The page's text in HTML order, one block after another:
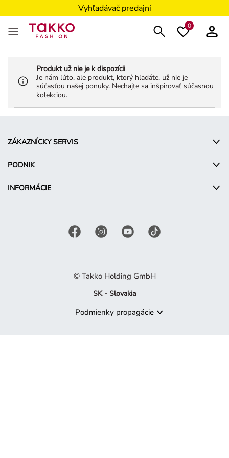
Vyhľadávač predajní
0
Produkt už nie je k dispozícii
Je nám ľúto, ale produkt, ktorý hľadáte, už nie je
súčasťou našej ponuky. Nechajte sa inšpirovať súčasnou
kolekciou.
ZÁKAZNÍCKY SERVIS
PODNIK
INFORMÁCIE
© Takko Holding GmbH
SK - Slovakia
Podmienky propagácie